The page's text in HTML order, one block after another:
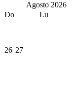
Agosto 2026
Do
Lu
26 27